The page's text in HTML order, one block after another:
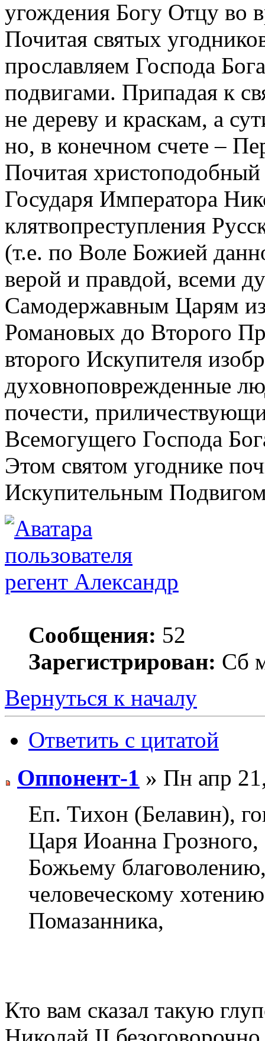
угождения Богу Отцу во
Почитая святых
прославляем Господа
подвигами. Припадая к
не дереву и краскам, а
но, в конечном счете –
Почитая
Государя Императора
клятвопреступления
(т.е. по Воле Божией
верой и правдой, всеми
Самодержавным Царям
Романовых до Второго
второго Искупителя
духовноповрежденные
почести,
Всемогущего Господа
Этом святом угоднике
Искупительным
регент Александр
Сообщения: 52
Зарегистрирован: Сб
Вернуться к началу
Ответить с цитатой
Оппонент-1 » Пн апр
Еп. Тихон (Белавин),
Царя Иоанна Грозного,
Божьему
человеческому
Помазанника,
Кто вам сказал такую